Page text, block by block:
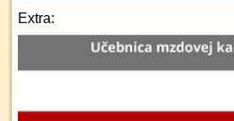
Extra: